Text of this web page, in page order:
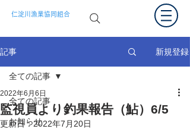
仁淀川漁業協同組合
記事 新規登録
全ての記事
お知らせ
全ての記事
監視員より釣果報告（鮎）6/5
2022年6月6日
更新日：2022年7月20日